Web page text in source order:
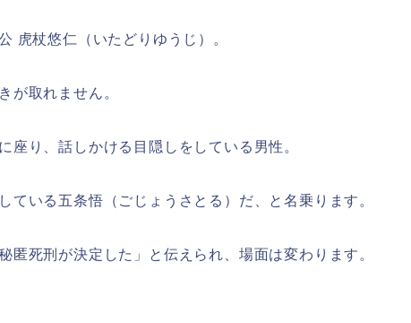
虎杖悠仁（いたどりゆうじ）。
が取れません。
座り、話しかける目隠しをしている男性。
ている五条悟（ごじょうさとる）だ、と名乗ります。
匿死刑が決定した」と伝えられ、場面は変わります。